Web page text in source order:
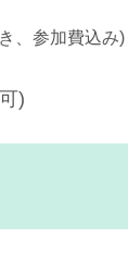
、参加費込み)
)